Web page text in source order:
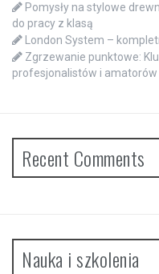
Pomysły na stylowe
do pracy z klasą
London System –
Zgrzewanie punktowe:
profesjonalistów i
Recent Comments
Nauka i szkolenia